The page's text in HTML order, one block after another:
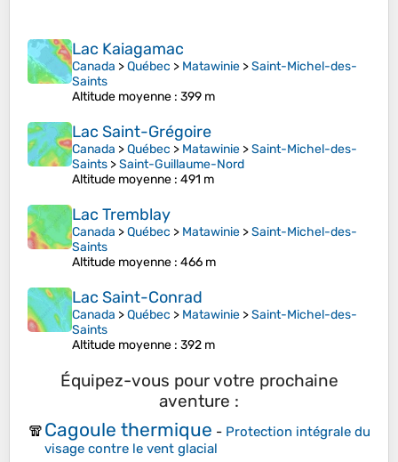
Lac Kaiagamac
Canada >Québec > Matawinie >Saint-Michel-des-
Saints
Altitude moyenne : 399 m
Lac Saint-Grégoire
Canada >Québec > Matawinie >Saint-Michel-des-
Saints >Saint-Guillaume-Nord
Altitude moyenne : 491 m
Lac Tremblay
Canada >Québec > Matawinie >Saint-Michel-des-
Saints
Altitude moyenne : 466 m
Lac Saint-Conrad
Canada >Québec > Matawinie >Saint-Michel-des-
Saints
Altitude moyenne : 392 m
Équipez-vous pour votre prochaine
aventure :
🧣Cagoule thermique - Protection intégrale du
visage contre le vent glacial